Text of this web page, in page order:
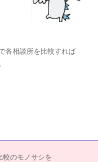
各相談所を比較すれば
較のモノサシを